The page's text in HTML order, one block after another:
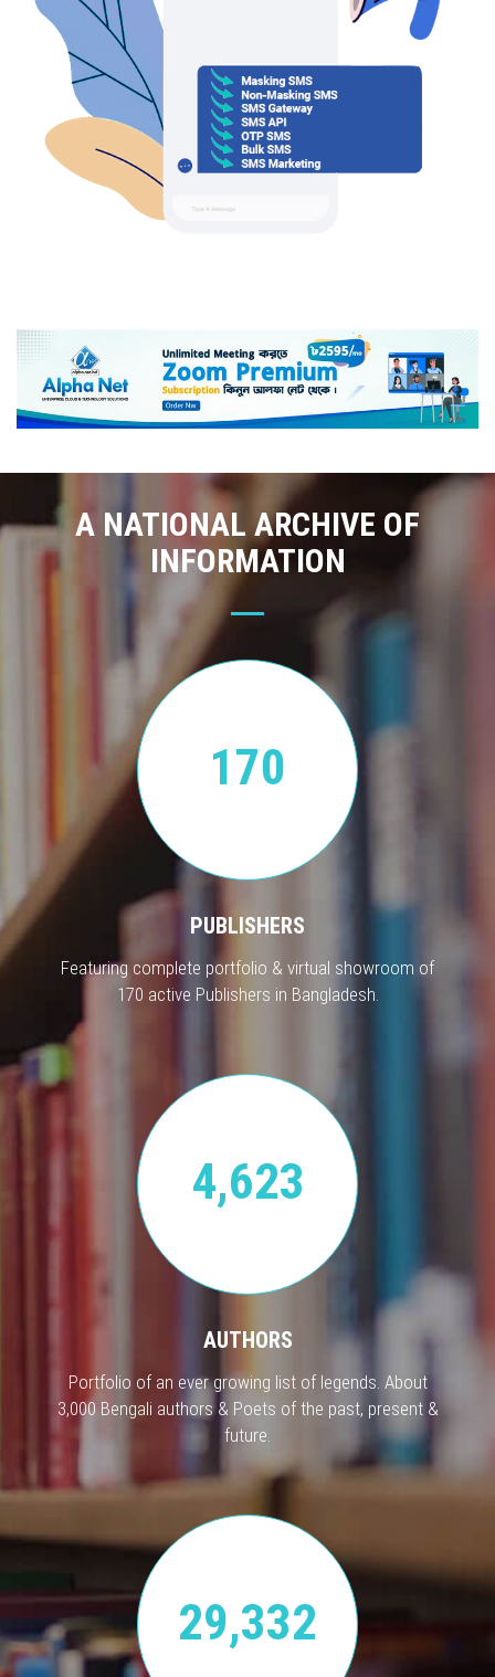
A NATIONAL ARCHIVE OF
INFORMATION
170
PUBLISHERS
Featuring complete portfolio & virtual showroom of
170 active Publishers in Bangladesh.
4,623
AUTHORS
Portfolio of an ever growing list of legends. About
3,000 Bengali authors & Poets of the past, present &
future.
29,332